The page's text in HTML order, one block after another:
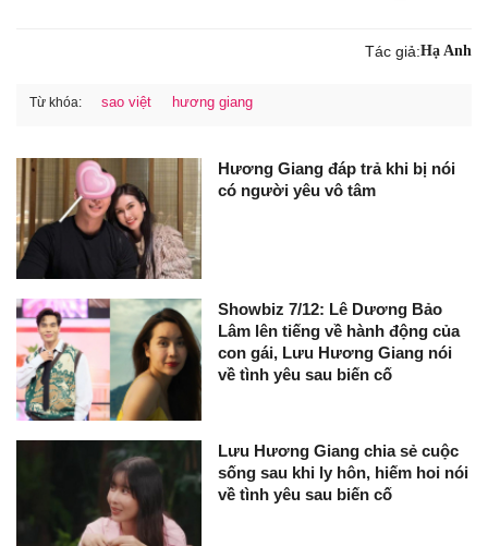
Tác giả:Hạ Anh
Từ khóa: sao việt hương giang
Hương Giang đáp trả khi bị nói
có người yêu vô tâm
Showbiz 7/12: Lê Dương Bảo
Lâm lên tiếng về hành động của
con gái, Lưu Hương Giang nói
về tình yêu sau biến cố
Lưu Hương Giang chia sẻ cuộc
sống sau khi ly hôn, hiếm hoi nói
về tình yêu sau biến cố